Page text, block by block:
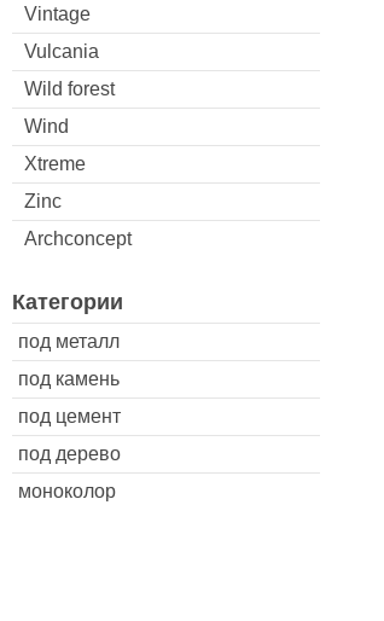
Vintage
Vulcania
Wild forest
Wind
Xtreme
Zinc
Archconcept
Категории
под металл
под камень
под цемент
под дерево
моноколор